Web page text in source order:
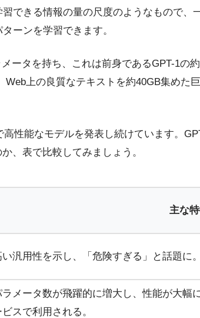
できる情報の量の尺度のようなもので、
ーンを学習できます。
ータを持ち、これは前身であるGPT-1の
上の良質なテキストを約40GB集めた
性能なモデルを発表し続けています。
、表で比較してみましょう。
主な
い汎用性を示し、「危険すぎる」と話題に
ラメータ数が飛躍的に増大し、性能が大幅
ビスで利用される。